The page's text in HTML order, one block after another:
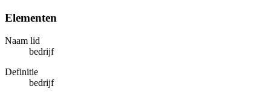
Elementen
Naam lid
bedrijf
Definitie
bedrijf